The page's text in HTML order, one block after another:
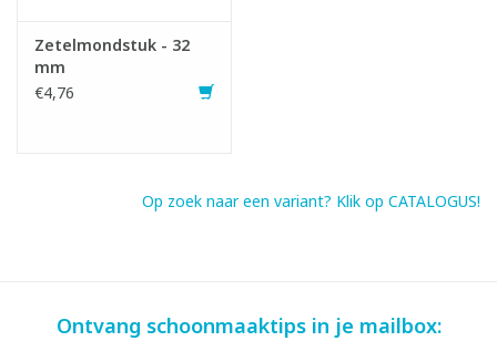
Zetelmondstuk - 32
mm
€4,76
Op zoek naar een variant? Klik op CATALOGUS!
Ontvang schoonmaaktips in je mailbox: